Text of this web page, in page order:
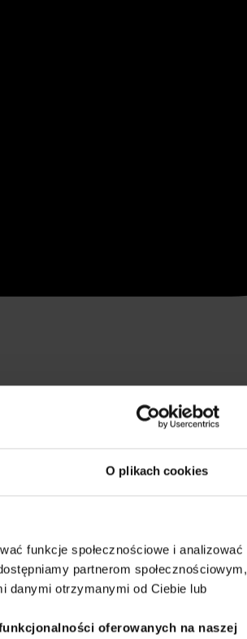
O plikach cookies
funkcje społecznościowe i analizować
partnerom społecznościowym,
danymi otrzymanymi od Ciebie lub
oferowanych na naszej